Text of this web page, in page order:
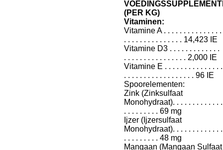
(PER KG)
Vitaminen:
Vitamine A . . . . . . . . . . . . . . .
. . . . . . . . . . . . . . . 14,423 IE
Vitamine D3 . . . . . . . . . . . . .
. . . . . . . . . . . . . . . . 2,000 IE
Vitamine E . . . . . . . . . . . . . . .
. . . . . . . . . . . . . . . . . . 96 IE
Spoorelementen:
Zink (Zinksulfaat
Monohydraat). . . . . . . . . . . . .
. . . . . . . . . 69 mg
Ijzer (Ijzersulfaat
Monohydraat). . . . . . . . . . . . .
. . . . . . . . . 48 mg
Mangaan (Mangaan Sulfaat